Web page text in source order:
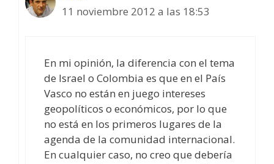
11 noviembre 2012 a las 18:53
En mi opinión, la diferencia con el tema
de Israel o Colombia es que en el País
Vasco no están en juego intereses
geopolíticos o económicos, por lo que
no está en los primeros lugares de la
agenda de la comunidad internacional.
En cualquier caso, no creo que debería